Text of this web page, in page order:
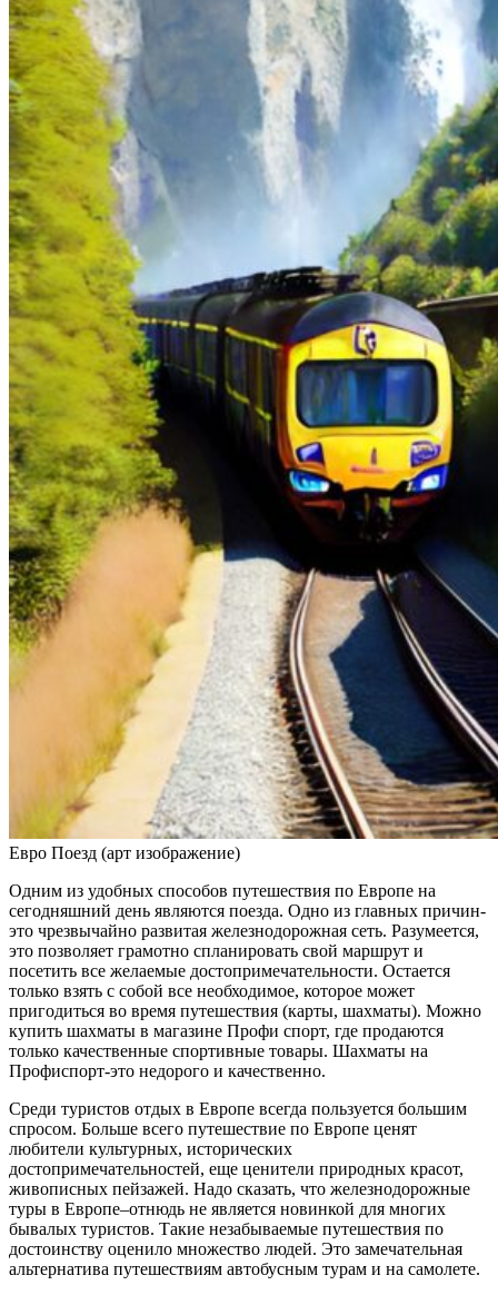
Евро Поезд (арт изображение)
Одним из удобных способов путешествия по Европе на
сегодняшний день являются поезда. Одно из главных причин-
это чрезвычайно развитая железнодорожная сеть. Разумеется,
это позволяет грамотно спланировать свой маршрут и
посетить все желаемые достопримечательности. Остается
только взять с собой все необходимое, которое может
пригодиться во время путешествия (карты, шахматы). Можно
купить шахматы в магазине Профи спорт, где продаются
только качественные спортивные товары. Шахматы на
Профиспорт-это недорого и качественно.
Среди туристов отдых в Европе всегда пользуется большим
спросом. Больше всего путешествие по Европе ценят
любители культурных, исторических
достопримечательностей, еще ценители природных красот,
живописных пейзажей. Надо сказать, что железнодорожные
туры в Европе–отнюдь не является новинкой для многих
бывалых туристов. Такие незабываемые путешествия по
достоинству оценило множество людей. Это замечательная
альтернатива путешествиям автобусным турам и на самолете.